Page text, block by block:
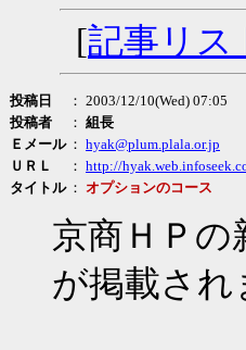
[記事リス
投稿日
： 2003/12/10(Wed) 07:05
投稿者
： 組長
Ｅメール ： hyak@plum.plala.or.jp
ＵＲＬ
： http://
タイトル ： オプションのコース
京商ＨＰの
が掲載され